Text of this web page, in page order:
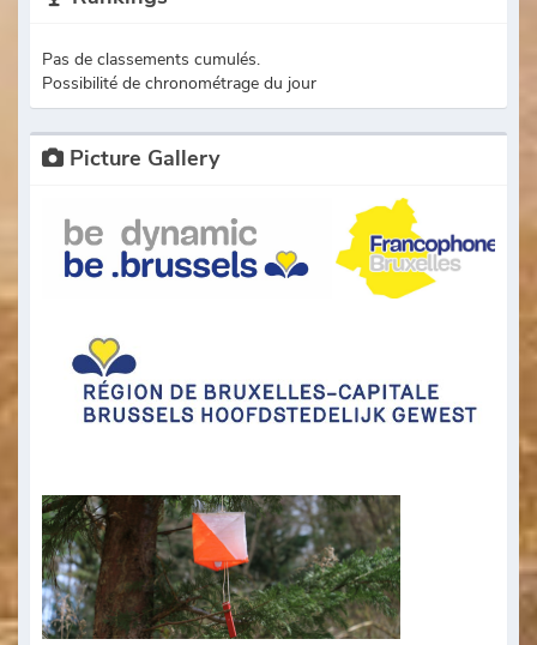
Pas de classements cumulés.
Possibilité de chronométrage du jour
Picture Gallery